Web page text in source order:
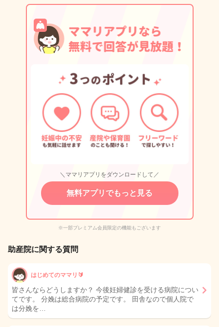
＼ママリアプリをダウンロードして／
無料アプリでもっと見る
※一部プレミアム会員限定の機能もございます
助産院に関する質問
はじめてのママリ🔰
皆さんならどうしますか？ 今後妊婦健診を受ける病院につい
てです。 分娩は総合病院の予定です。 田舎なので個人院で
は分娩を…